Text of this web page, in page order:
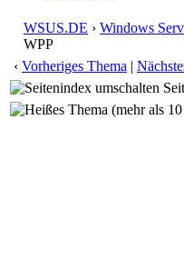
WSUS.DE › Windows
WPP
‹ Vorheriges Thema |